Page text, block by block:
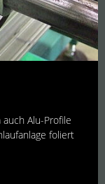
Alu-Profile
foliert